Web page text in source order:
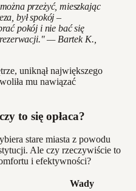
przeżyć, mieszkając
był spokój –
pokój i nie bać się
rezerwacji." — Bartek K.,
uniknął największego
mu nawiązać
to się opłaca?
stare miasta z powodu
Ale czy rzeczywiście to
i efektywności?
Wady